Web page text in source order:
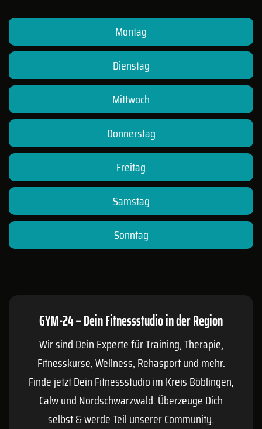
Montag
Dienstag
Mittwoch
Donnerstag
Freitag
Samstag
Sonntag
GYM-24 – Dein Fitnessstudio in der Region
Wir sind Dein Experte für Training, Therapie,
Fitnesskurse, Wellness, Rehasport und mehr.
Finde jetzt Dein Fitnessstudio im KreisBöblingen,
Calwund Nordschwarzwald. Überzeuge Dich
selbst & werde Teil unserer Community.